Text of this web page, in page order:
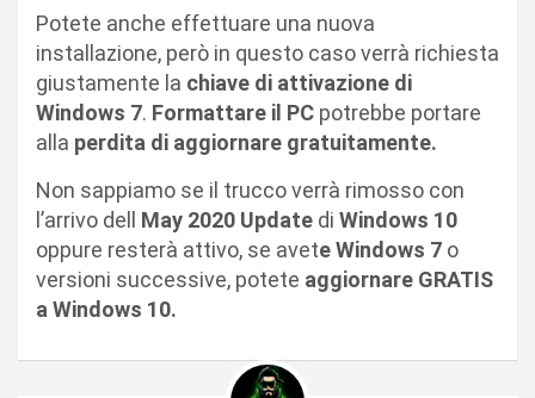
Potete anche effettuare una nuova
installazione, però in questo caso verrà richiesta
giustamente la chiave di attivazione di
Windows 7. Formattare il PC potrebbe portare
alla perdita di aggiornare gratuitamente.
Non sappiamo se il trucco verrà rimosso con
l’arrivo dell May 2020 Update di Windows 10
oppure resterà attivo, se avete Windows 7 o
versioni successive, potete aggiornare GRATIS
a Windows 10.